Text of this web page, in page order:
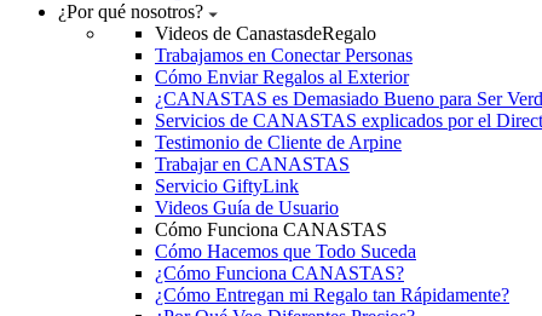
¿Por qué nosotros?
Videos de CanastasdeRegalo
Trabajamos en Conectar Personas
Cómo Enviar Regalos al Exterior
¿CANASTAS es Demasiado Bueno para Ser
Servicios de CANASTAS explicados por el
Testimonio de Cliente de Arpine
Trabajar en CANASTAS
Servicio GiftyLink
Videos Guía de Usuario
Cómo Funciona CANASTAS
Cómo Hacemos que Todo Suceda
¿Cómo Funciona CANASTAS?
¿Cómo Entregan mi Regalo tan Rápidamente?